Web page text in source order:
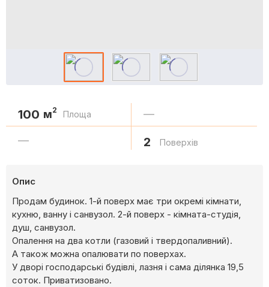
100 м2 Площа —
— 2 Поверхів
Опис
Продам будинок. 1-й поверх має три окремі кімнати,
кухню, ванну і санвузол. 2-й поверх - кімната-студія,
душ, санвузол.
Опалення на два котли (газовий і твердопаливний).
А також можна опалювати по поверхах.
У дворі господарські будівлі, лазня і сама ділянка 19,5
соток. Приватизовано.